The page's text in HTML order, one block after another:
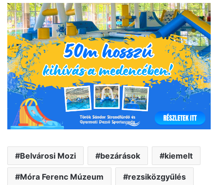
Belvárosi Mozi bezárások kiemelt
Móra Ferenc Múzeum rezsiközgyűlés